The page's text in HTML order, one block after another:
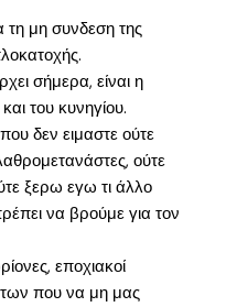
μη συνδεση της
σήμερα, είναι η
του κυνηγίου.
δεν ειμαστε ούτε
ούτε
ξερω εγω τι άλλο
να βρούμε για τον
εποχιακοί
που να μη μας